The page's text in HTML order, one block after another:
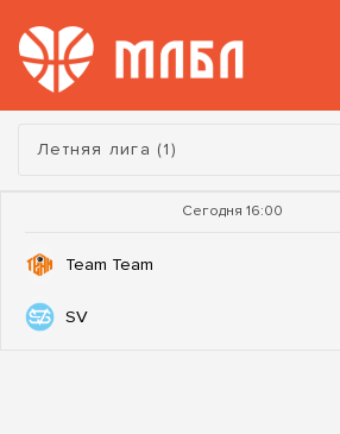
Турнир:
Летняя лига (1)
Сегодня 16:00
Team Team
SV